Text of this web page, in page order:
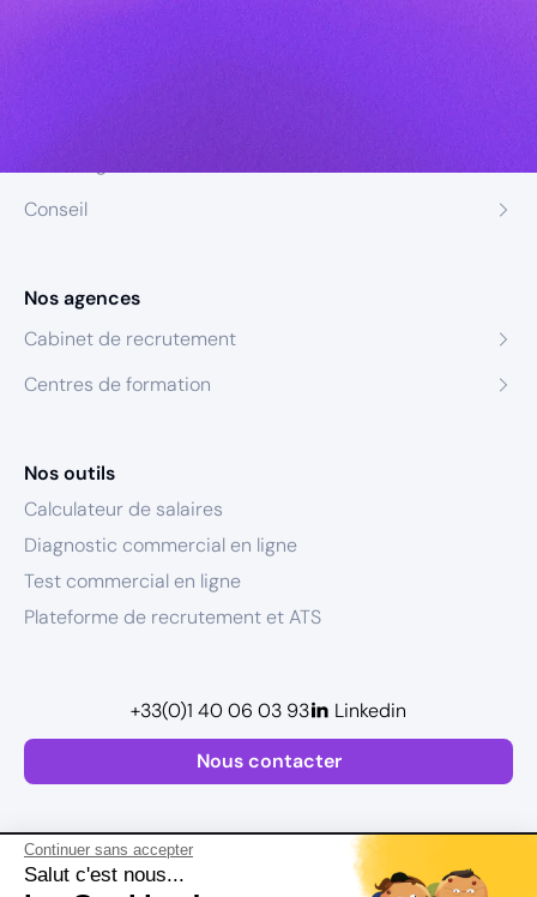
Continuer sans accepter
Salut c'est nous...
Conseil
Nos agences
Cabinet de recrutement
Centres de formation
Nos outils
Calculateur de salaires
Diagnostic commercial en ligne
Test commercial en ligne
Plateforme de recrutement et ATS
Nous contacter
+33(0)1 40 06 03 93 Linkedin